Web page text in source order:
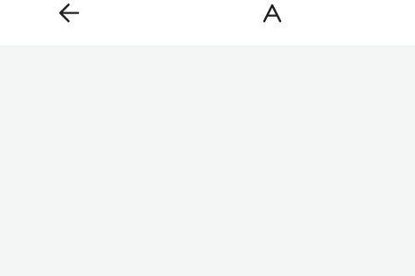
Курской области в результате вторжения